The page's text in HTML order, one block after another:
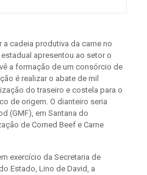
a cadeia produtiva da carne no
apresentou ao setor o
a formação de um consórcio de
é realizar o abate de mil
do traseiro e costela para o
de origem. O dianteiro seria
(GMF), em Santana do
de Corned Beef e Carne
exercício da Secretaria de
Estado, Lino de David, a